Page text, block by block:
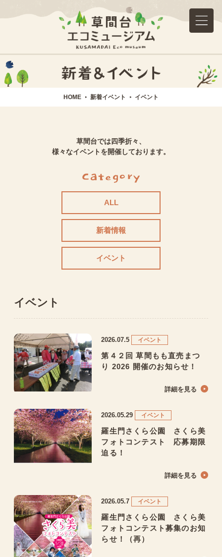
HOME 新着イベント イベント
草間台では四季折々、
様々なイベントを開催しております。
ALL
新着情報
イベント
イベント
2026.07.5 イベント
第４２回 草間もも直売まつ
り 2026 開催のお知らせ！
詳細を見る
2026.05.29 イベント
羅生門さくら公園 さくら美
フォトコンテスト 応募期限
迫る！
詳細を見る
2026.05.7 イベント
羅生門さくら公園 さくら美
フォトコンテスト募集のお知
らせ！（再）